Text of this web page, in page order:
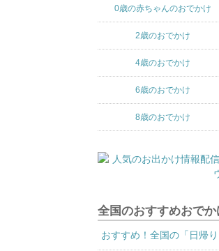
0歳の赤ちゃんのおでかけ
2歳のおでかけ
4歳のおでかけ
6歳のおでかけ
8歳のおでかけ
全国のおすすめおでか
おすすめ！全国の「日帰